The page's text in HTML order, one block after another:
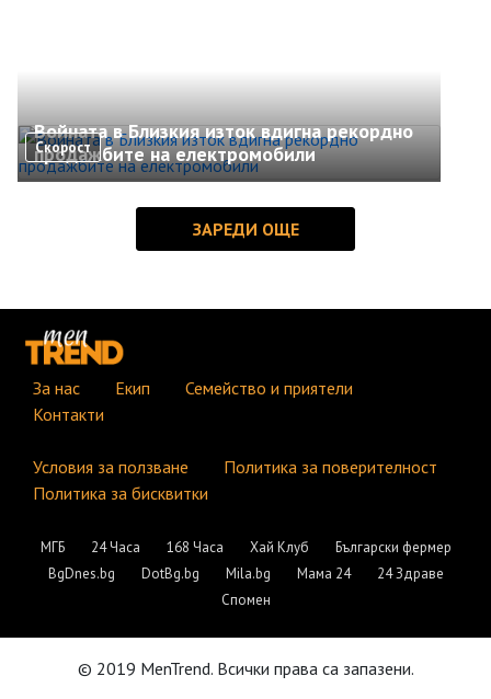
Скорост
Войната в Близкия изток вдигна рекордно
продажбите на електромобили
За нас Екип
Семейство и приятели
Контакти
Условия за ползване
Политика за поверителност
Политика за бисквитки
МГБ 24 Часа 168 Часа Хай Клуб
Български фермер
BgDnes.bg
DotBg.bg Mila.bg Мама 24
24 Здраве
Спомен
© 2019 MenTrend. Всички права са запазени.